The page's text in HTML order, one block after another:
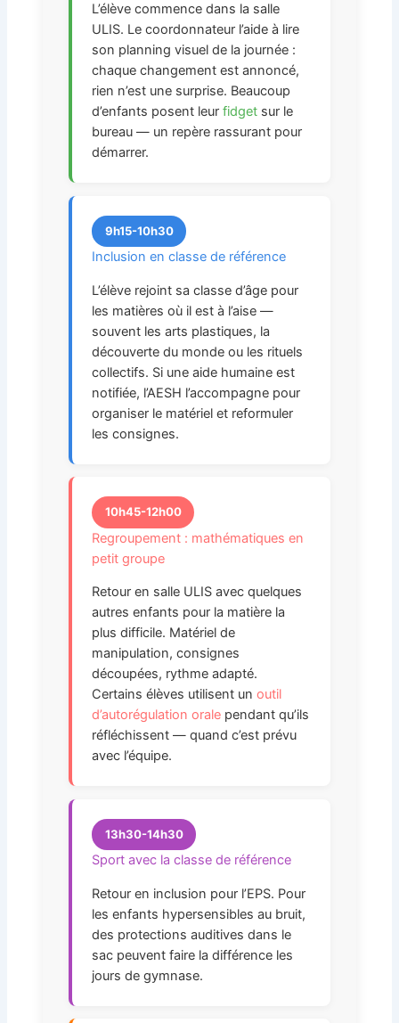
L’élève commence dans la salle
ULIS. Le coordonnateur l’aide à lire
son planning visuel de la journée :
chaque changement est annoncé,
rien n’est une surprise. Beaucoup
d’enfants posent leurfidget sur le
bureau — un repère rassurant pour
démarrer.
9h15-10h30
Inclusion en classe de référence
L’élève rejoint sa classe d’âge pour
les matières où il est à l’aise —
souvent les arts plastiques, la
découverte du monde ou les rituels
collectifs. Si une aide humaine est
notifiée, l’AESH l’accompagne pour
organiser le matériel et reformuler
les consignes.
10h45-12h00
Regroupement : mathématiques en
petit groupe
Retour en salle ULIS avec quelques
autres enfants pour la matière la
plus difficile. Matériel de
manipulation, consignes
découpées, rythme adapté.
Certains élèves utilisent unoutil
d’autorégulation orale pendant qu’ils
réfléchissent — quand c’est prévu
avec l’équipe.
13h30-14h30
Sport avec la classe de référence
Retour en inclusion pour l’EPS. Pour
les enfants hypersensibles au bruit,
des protections auditives dans le
sac peuvent faire la différence les
jours de gymnase.